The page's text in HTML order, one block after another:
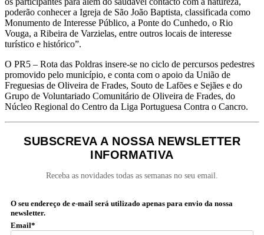
poderão conhecer a Igreja de São João Baptista, classificada como
Monumento de Interesse Público, a Ponte do Cunhedo, o Rio
Vouga, a Ribeira de Varzielas, entre outros locais de interesse
turístico e histórico”.
O PR5 – Rota das Poldras insere-se no ciclo de percursos pedestres
promovido pelo município, e conta com o apoio da União de
Freguesias de Oliveira de Frades, Souto de Lafões e Sejães e do
Grupo de Voluntariado Comunitário de Oliveira de Frades, do
Núcleo Regional do Centro da Liga Portuguesa Contra o Cancro.
SUBSCREVA A NOSSA NEWSLETTER
INFORMATIVA
Receba as novidades todas as semanas no seu email.
O seu endereço de e-mail será utilizado apenas para envio da nossa
newsletter.
Email*